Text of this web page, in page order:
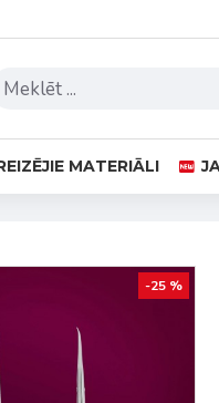
MATERIĀLI
-25 %